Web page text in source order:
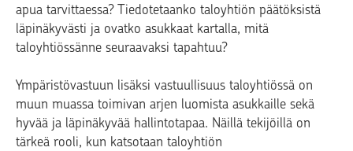
apua tarvittaessa? Tiedotetaanko taloyhtiön päätöksistä
läpinäkyvästi ja ovatko asukkaat kartalla, mitä
taloyhtiössänne seuraavaksi tapahtuu?
Ympäristövastuun lisäksi vastuullisuus taloyhtiössä on
muun muassa toimivan arjen luomista asukkaille sekä
hyvää ja läpinäkyvää hallintotapaa. Näillä tekijöillä on
tärkeä rooli, kun katsotaan taloyhtiön